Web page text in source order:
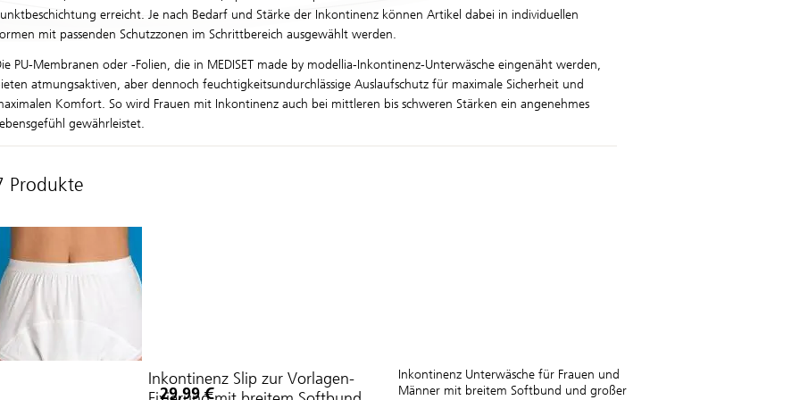
erreicht. Je nach Bedarf und Stärke der Inkontinenz können Artikel dabei in individuellen
mit passenden Schutzzonen im Schrittbereich ausgewählt werden.
PU-Membranen oder -Folien, die in MEDISET made by modellia-Inkontinenz-Unterwäsche eingenäht werden,
atmungsaktiven, aber dennoch feuchtigkeitsundurchlässige Auslaufschutz für maximale Sicherheit und
Komfort. So wird Frauen mit Inkontinenz auch bei mittleren bis schweren Stärken ein angenehmes
gewährleistet.
Produkte
Inkontinenz Slip zur Vorlagen-
Inkontinenz Unterwäsche für Frauen und
Männer mit breitem Softbund und großer
29,99 €